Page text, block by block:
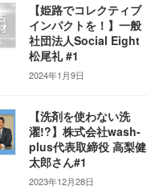
【姫路でコレクティブ
インパクトを！】一般
社団法人Social Eight
松尾礼 #1
2024年1月9日
【洗剤を使わない洗
濯!?】株式会社wash-
plus代表取締役 高梨健
太郎さん#1
2023年12月28日